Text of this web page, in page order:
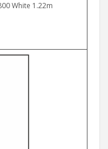
White 1.22m